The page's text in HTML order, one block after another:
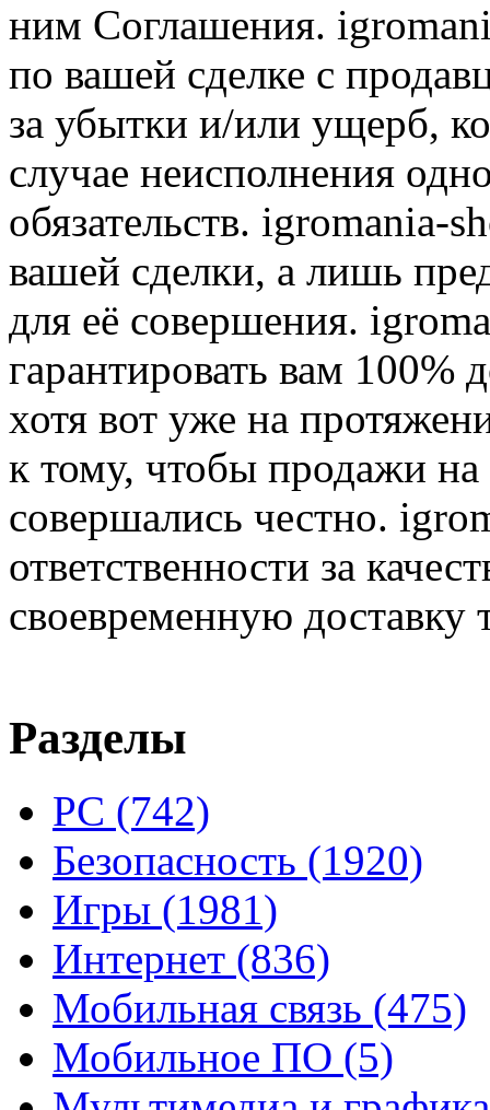
ним Соглашения.
по вашей сделке с
за убытки и/или ущерб,
случае неисполнения
обязательств. igromania-
вашей сделки, а лишь
для её совершения.
гарантировать вам 100%
хотя вот уже на
к тому, чтобы продажи
совершались честно.
ответственности за
своевременную доставку
Разделы
PC (742)
Безопасность (1920)
Игры (1981)
Интернет (836)
Мобильная связь (475)
Мобильное ПО (5)